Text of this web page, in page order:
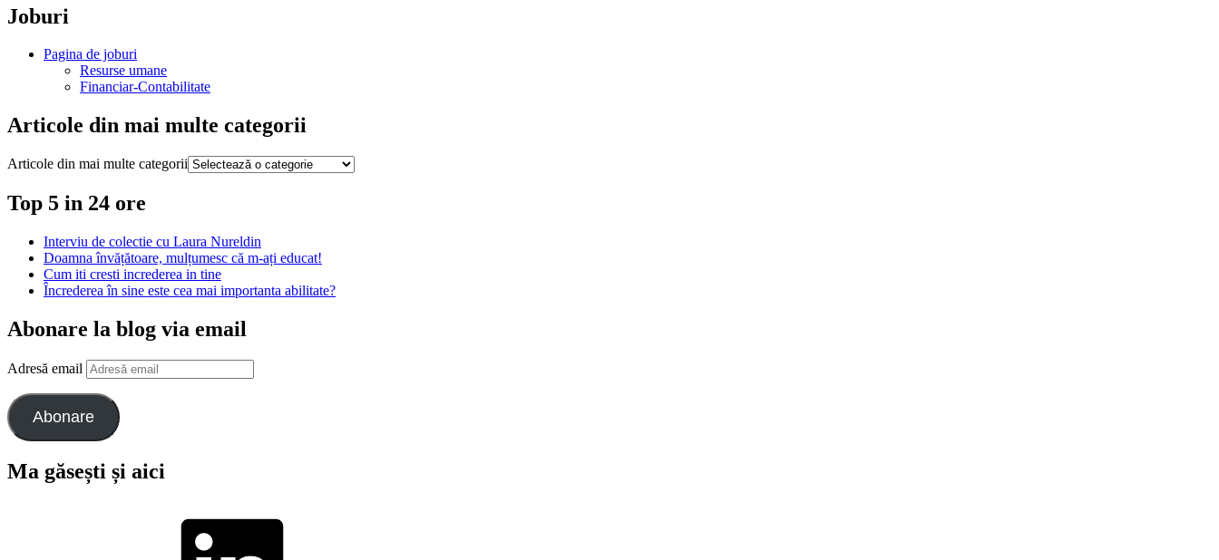
Joburi
Pagina de joburi
Resurse umane
Financiar-Contabilitate
Articole din mai multe categorii
Articole din mai multe categorii
Top 5 in 24 ore
Interviu de colectie cu Laura Nureldin
Doamna învățătoare, mulțumesc că m-ați educat!
Cum iti cresti increderea in tine
Încrederea în sine este cea mai importanta abilitate?
Abonare la blog via email
Adresă email
Abonare
Ma găsești și aici